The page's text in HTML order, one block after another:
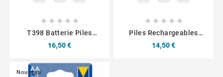
    
T398 Batterie Piles
V 800 MAh
Prix
16,50 €
    
Piles Rechargeables
Blister De 2
Prix
14,50 €
Nouveau